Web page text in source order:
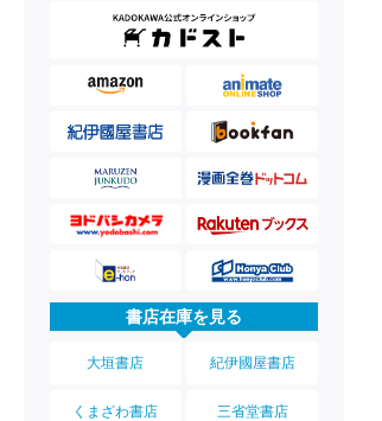
書店在庫を見る
大垣書店 紀伊國屋書店
くまざわ書店 三省堂書店